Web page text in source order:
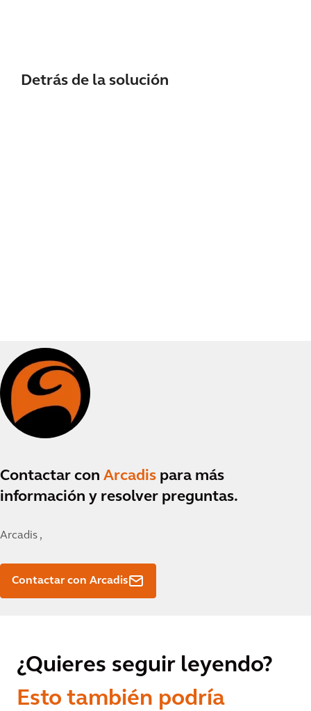
Detrás de la solución
Contactar con Arcadis para más
información y resolver preguntas.
Arcadis ,
Contactar con Arcadis
¿Quieres seguir leyendo?
Esto también podría